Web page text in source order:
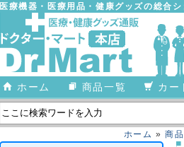
医療機器・医療用品・健康グッズの総合
ホーム 商品一覧 カー
ホーム »商品